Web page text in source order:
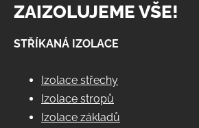
ZAIZOLUJEME VŠE!
STŘÍKANÁ IZOLACE
Izolace střechy
Izolace stropů
Izolace základů